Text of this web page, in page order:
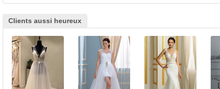
Clients aussi heureux